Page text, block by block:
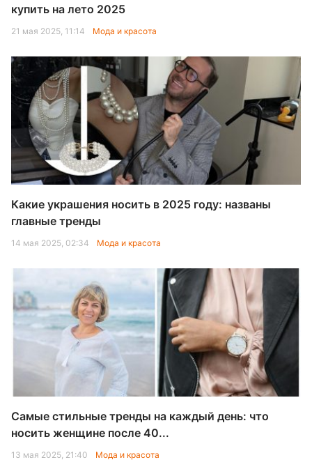
купить на лето 2025
21 мая 2025, 11:14 Мода и красота
Какие украшения носить в 2025 году: названы
главные тренды
14 мая 2025, 02:34 Мода и красота
Самые стильные тренды на каждый день: что
носить женщине после 40...
13 мая 2025, 21:40 Мода и красота